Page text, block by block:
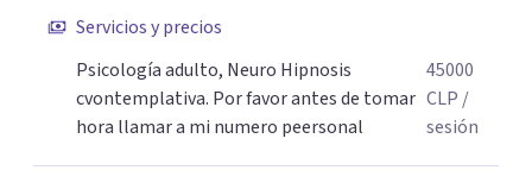
Servicios y precios
Psicología adulto, Neuro Hipnosis
cvontemplativa. Por favor antes de tomar
hora llamar a mi numero peersonal
45000
CLP /
sesión